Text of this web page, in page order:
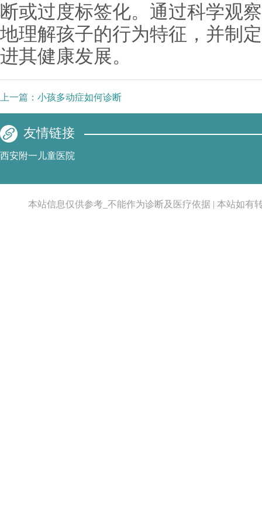
断或过度标签化。通过科学观
地理解孩子的行为特征，并制
进其健康发展。
上一篇： 小孩多动症如何诊断
友情链接
西安附一儿童医院
本站信息仅供参考_不能作为诊断及医疗依据 | 本站如